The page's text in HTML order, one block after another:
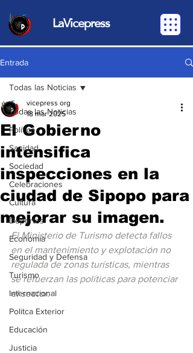
LaVicepress
Entrada
Todas las Noticias
Política
Sanidad
Sociedad
Celebraciones
Cultura
Deportes
Economia
Seguridad y Defensa
Turismo
Internacional
Politca Exterior
Educación
Justicia
Todas las Noticias
El Gobierno
intensifica
inspecciones en la
ciudad de Sipopo para
mejorar su imagen.
vicepress org
18 mar 2025
El Ministerio de Turismo detecta fallos
en el mantenimiento y explotación no
regulada de zonas turísticas, mientras
se refuerzan las políticas para potenciar
el sector.